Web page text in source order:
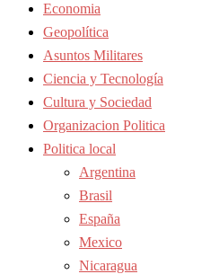
Economia
Geopolítica
Asuntos Militares
Ciencia y Tecnología
Cultura y Sociedad
Organizacion Politica
Politica local
Argentina
Brasil
España
Mexico
Nicaragua